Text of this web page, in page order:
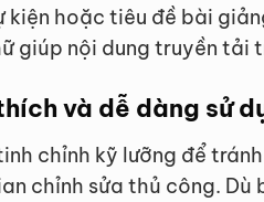
kiện hoặc tiêu đề bài
giúp nội dung truyền tải
và dễ dàng sử
chỉnh kỹ lưỡng để
chỉnh sửa thủ công. Dù